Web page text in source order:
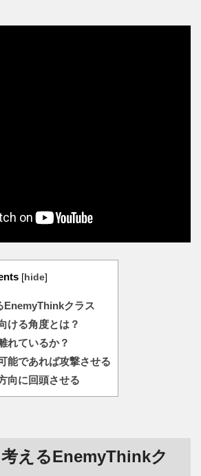
[hide]
EnemyThinkクラス
ける角度とは？
れているか？
能であれば攻撃させる
向に回頭させる
えるEnemyThinkク